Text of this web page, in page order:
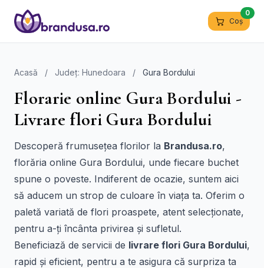
Coș
0
Acasă / Județ: Hunedoara / Gura Bordului
Florarie online Gura Bordului -
Livrare flori Gura Bordului
Descoperă frumusețea florilor la Brandusa.ro,
florăria online Gura Bordului, unde fiecare buchet
spune o poveste. Indiferent de ocazie, suntem aici
să aducem un strop de culoare în viața ta. Oferim o
paletă variată de flori proaspete, atent selecționate,
pentru a-ți încânta privirea și sufletul.
Beneficiază de servicii de livrare flori Gura Bordului,
rapid și eficient, pentru a te asigura că surpriza ta